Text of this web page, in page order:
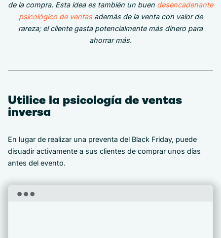
de la compra. Esta idea es también un buen desencadenante
psicológico de ventasademás de la venta con valor de
rareza; el cliente gasta potencialmente más dinero para
ahorrar más.
Utilice la psicología de ventas
inversa
En lugar de realizar una preventa del Black Friday, puede
disuadir activamente a sus clientes de comprar unos días
antes del evento.